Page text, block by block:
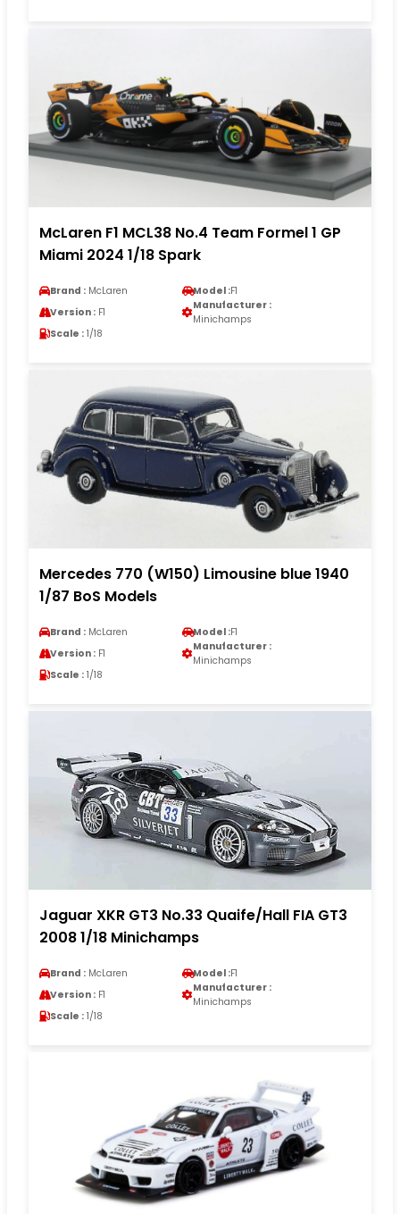
McLaren F1 MCL38 No.4 Team Formel 1 GP
Miami 2024 1/18 Spark
Brand : McLaren Model :F1
Version : F1
Manufacturer :
Minichamps
Scale : 1/18
Mercedes 770 (W150) Limousine blue 1940
1/87 BoS Models
Brand : McLaren Model :F1
Version : F1
Manufacturer :
Minichamps
Scale : 1/18
Jaguar XKR GT3 No.33 Quaife/Hall FIA GT3
2008 1/18 Minichamps
Brand : McLaren Model :F1
Version : F1
Manufacturer :
Minichamps
Scale : 1/18